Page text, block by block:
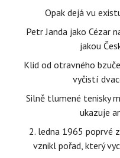
Opak dejá vu
Petr Janda jako Cézar
jakou
Klid od otravného
vyčistí
Silně tlumené tenisky
ukazuje
2. ledna 1965 poprvé
vznikl pořad, který